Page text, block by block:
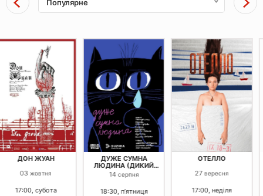
Популярне
ДУЖЕ СУМНА
ТЕАТР)
14серпня
18:30, пʼятниця
ОТЕЛЛО
27вересня
17:00, неділя
КАВКАЗЬКЕ
18вересня
18:00, пʼятниця